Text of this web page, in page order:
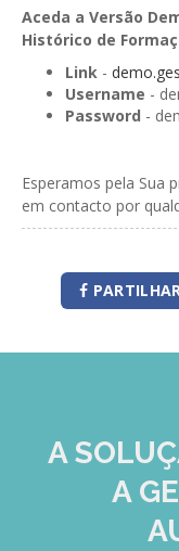
Aceda a Versão
Histórico de
Link -
Username -
Password -
Esperamos pela Sua
em contacto por
A
A